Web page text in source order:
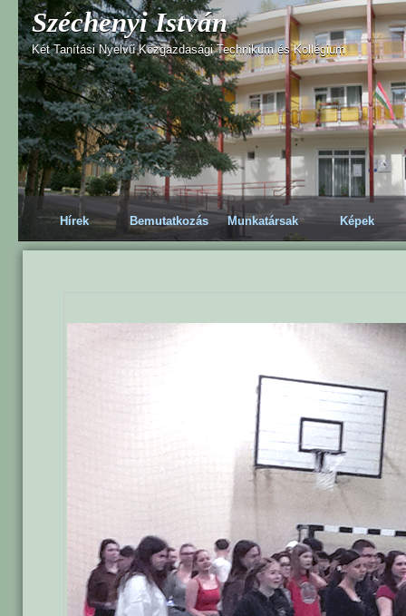
Széchenyi István
Két Tanítási Nyelvű Közgazdasági Technikum és Kollégium
Hírek Bemutatkozás Munkatársak Képek